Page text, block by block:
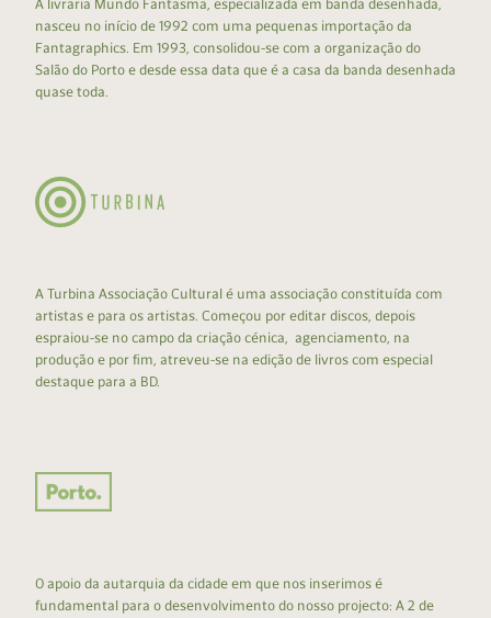
A livraria Mundo Fantasma, especializada em banda desenhada,
nasceu no início de 1992 com uma pequenas importação da
Fantagraphics. Em 1993, consolidou-se com a organização do
Salão do Porto e desde essa data que é a casa da banda desenhada
quase toda.
A Turbina Associação Cultural é uma associação constituída com
artistas e para os artistas. Começou por editar discos, depois
espraiou-se no campo da criação cénica, agenciamento, na
produção e por fim, atreveu-se na edição de livros com especial
destaque para a BD.
O apoio da autarquia da cidade em que nos inserimos é
fundamental para o desenvolvimento do nosso projecto: A 2 de